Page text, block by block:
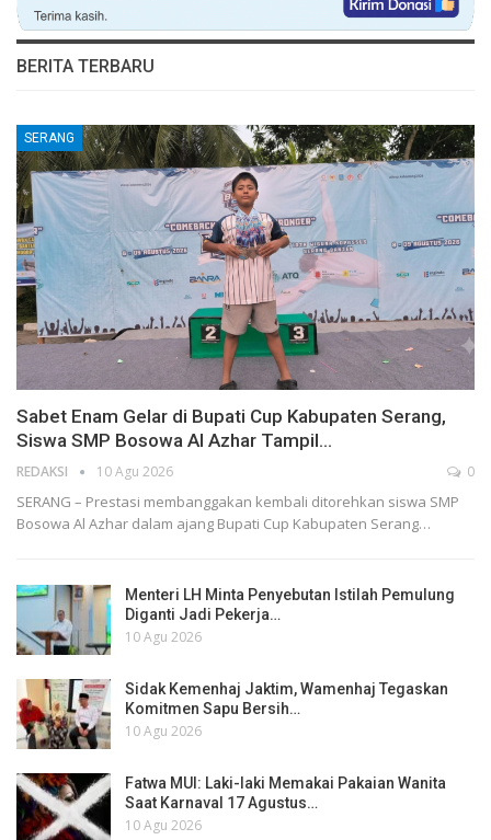
BERITA TERBARU
SERANG
Sabet Enam Gelar di Bupati Cup Kabupaten Serang,
Siswa SMP Bosowa Al Azhar Tampil…
REDAKSI 10 Agu 2026 0
SERANG – Prestasi membanggakan kembali ditorehkan siswa SMP
Bosowa Al Azhar dalam ajang Bupati Cup Kabupaten Serang…
Menteri LH Minta Penyebutan Istilah Pemulung
Diganti Jadi Pekerja…
10 Agu 2026
Sidak Kemenhaj Jaktim, Wamenhaj Tegaskan
Komitmen Sapu Bersih…
10 Agu 2026
Fatwa MUI: Laki-laki Memakai Pakaian Wanita
Saat Karnaval 17 Agustus…
10 Agu 2026